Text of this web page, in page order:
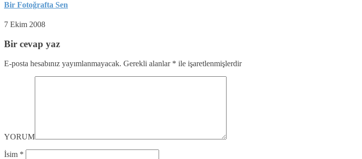
Bir Fotoğrafta Sen
7 Ekim 2008
Bir cevap yaz
E-posta hesabınız yayımlanmayacak. Gerekli alanlar * ile işaretlenmişlerdir
YORUM
İsim *